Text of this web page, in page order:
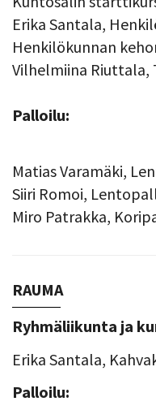
Erika Santala,
Henkilökunnan
Vilhelmiina Riuttala,
Palloilu:
​​​​​​​Matias Varamäki,
Siiri Romoi,
Miro Patrakka,
RAUMA
Ryhmäliikunta ja
Erika Santala,
Palloilu: